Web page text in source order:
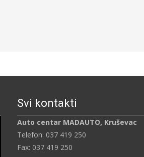
Svi kontakti
Auto centar MADAUTO, Kruševac
Telefon: 037 419 250
Fax: 037 419 250